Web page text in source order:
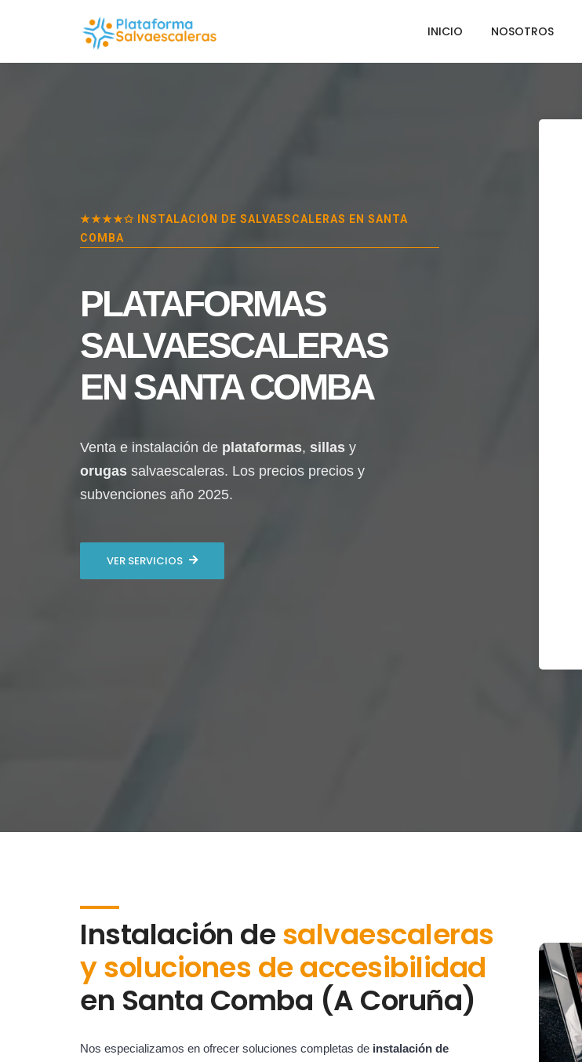
INICIO NOSOTROS
★★★★✩ INSTALACIÓN DE SALVAESCALERAS EN SANTA
COMBA
PLATAFORMAS
SALVAESCALERAS
EN SANTA COMBA
Venta e instalación de plataformas, sillas y
orugas salvaescaleras. Los precios precios y
subvenciones año 2025.
VER SERVICIOS
Instalación desalvaescaleras
y soluciones de accesibilidad
en Santa Comba (A Coruña)
Nos especializamos en ofrecer soluciones completas de instalación de